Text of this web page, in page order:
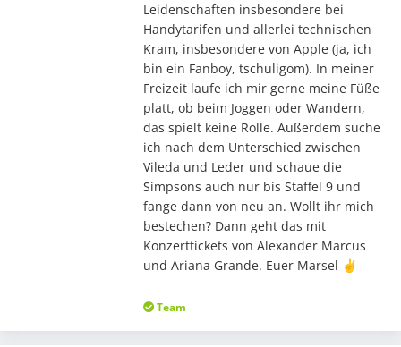
Leidenschaften insbesondere bei
Handytarifen und allerlei technischen
Kram, insbesondere von Apple (ja, ich
bin ein Fanboy, tschuligom). In meiner
Freizeit laufe ich mir gerne meine Füße
platt, ob beim Joggen oder Wandern,
das spielt keine Rolle. Außerdem suche
ich nach dem Unterschied zwischen
Vileda und Leder und schaue die
Simpsons auch nur bis Staffel 9 und
fange dann von neu an. Wollt ihr mich
bestechen? Dann geht das mit
Konzerttickets von Alexander Marcus
und Ariana Grande. Euer Marsel ✌️
Team